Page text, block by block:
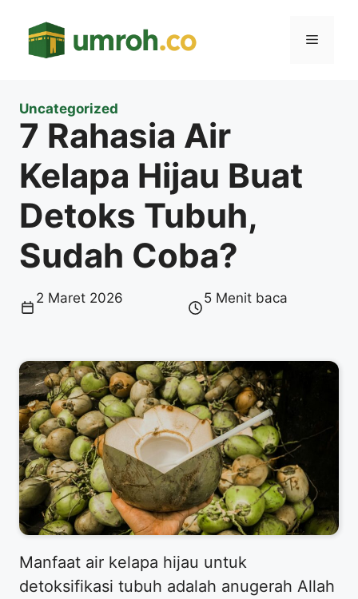
Menu
Uncategorized
7 Rahasia Air
Kelapa Hijau Buat
Detoks Tubuh,
Sudah Coba?
2 Maret 2026 5 Menit baca
Manfaat air kelapa hijau untuk
detoksifikasi tubuh adalah anugerah Allah